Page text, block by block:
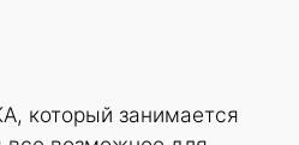
который занимается